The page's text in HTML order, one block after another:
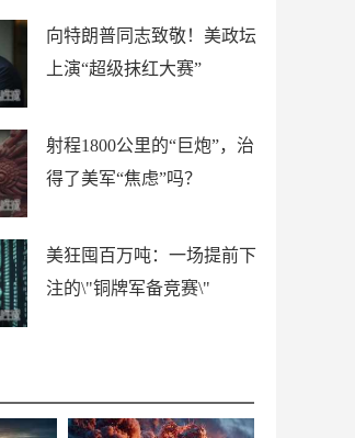
向特朗普同志致敬！美政坛
上演“超级抹红大赛”
射程1800公里的“巨炮”，治
得了美军“焦虑”吗？
美狂囤百万吨：一场提前下
注的\"铜牌军备竞赛\"